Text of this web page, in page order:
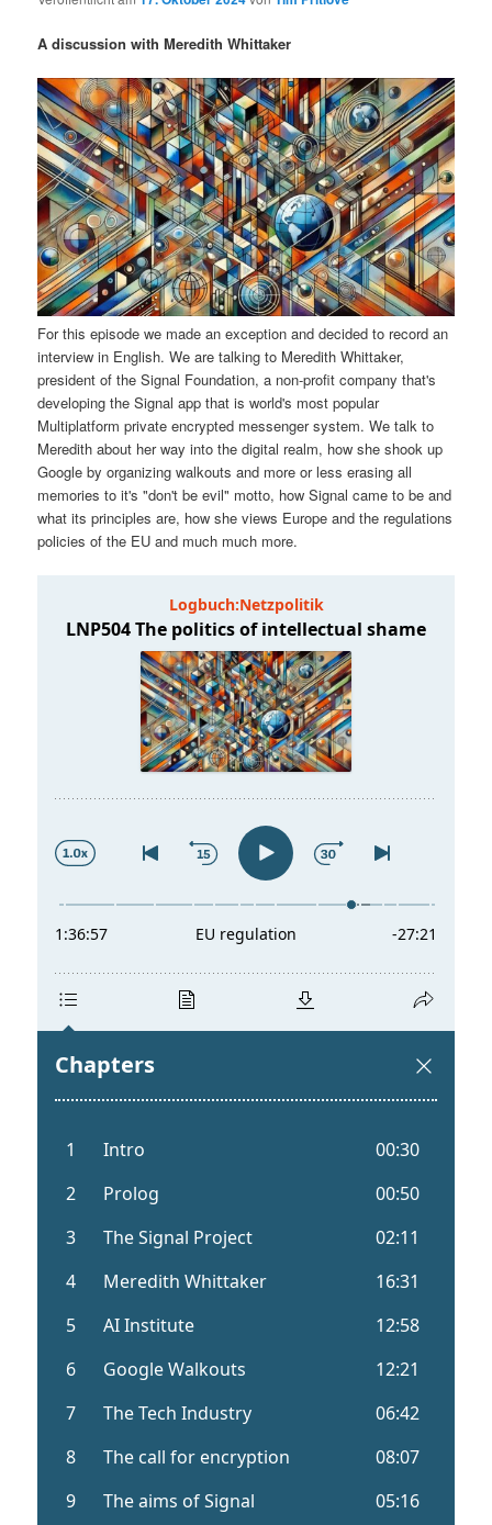
m
ä
r
e
n
I
n
h
a
l
e
u
n
d
ä
r
e
n
I
n
h
n
e
n
n
v
i
g
a
t
i
o
n
A discussion with Meredith Whittaker
For this episode we made an exception and decided to record an
interview in English. We are talking to Meredith Whittaker,
president of the Signal Foundation, a non-profit company that's
developing the Signal app that is world's most popular
Multiplatform private encrypted messenger system. We talk to
Meredith about her way into the digital realm, how she shook up
Google by organizing walkouts and more or less erasing all
memories to it's "don't be evil" motto, how Signal came to be and
what its principles are, how she views Europe and the regulations
policies of the EU and much much more.